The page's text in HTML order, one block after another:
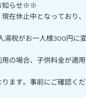
知らせ※※
在休止中となっており
湯税がお一人様300円に
用の場合、子供料金が適
ます。事前にご確認くだ